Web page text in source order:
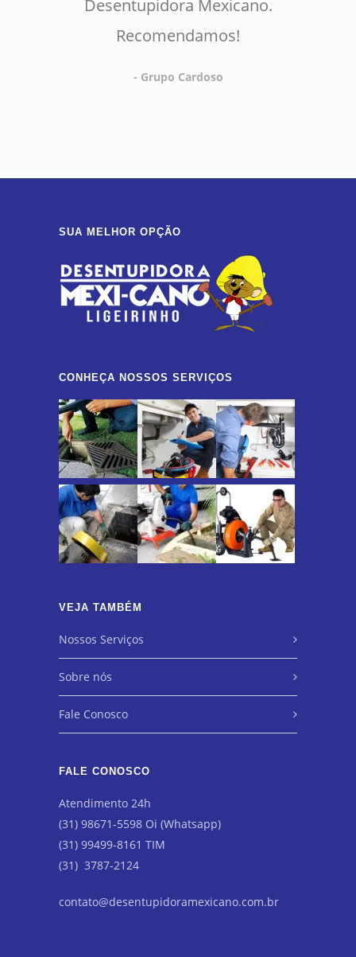
Desentupidora Mexicano.
Recomendamos!
- Grupo Cardoso
SUA MELHOR OPÇÃO
CONHEÇA NOSSOS SERVIÇOS
VEJA TAMBÉM
Nossos Serviços
Sobre nós
Fale Conosco
FALE CONOSCO
Atendimento 24h
(31) 98671-5598 Oi (Whatsapp)
(31) 99499-8161 TIM
(31) 3787-2124
contato@desentupidoramexicano.com.br